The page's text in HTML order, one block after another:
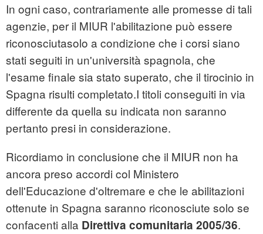
In ogni caso, contrariamente alle promesse di tali
agenzie, per il MIUR l'abilitazione può essere
riconosciutasolo a condizione che i corsi siano
stati seguiti in un'università spagnola, che
l'esame finale sia stato superato, che il tirocinio in
Spagna risulti completato.I titoli conseguiti in via
differente da quella su indicata non saranno
pertanto presi in considerazione.
Ricordiamo in conclusione che il MIUR non ha
ancora preso accordi col Ministero
dell'Educazione d'oltremare e che le abilitazioni
ottenute in Spagna saranno riconosciute solo se
confacenti alla Direttiva comunitaria 2005/36.